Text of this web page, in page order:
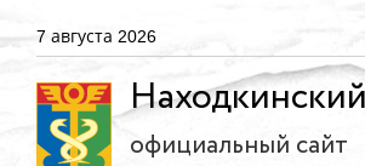
7 августа 2026
официальный сайт